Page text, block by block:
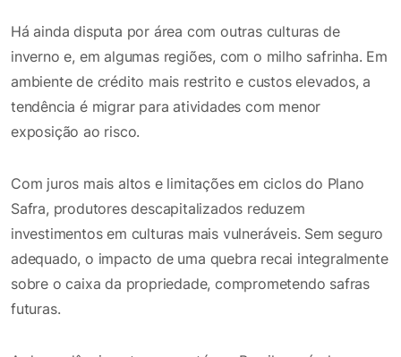
Há ainda disputa por área com outras culturas de
inverno e, em algumas regiões, com o milho safrinha. Em
ambiente de crédito mais restrito e custos elevados, a
tendência é migrar para atividades com menor
exposição ao risco.
Com juros mais altos e limitações em ciclos do Plano
Safra, produtores descapitalizados reduzem
investimentos em culturas mais vulneráveis. Sem seguro
adequado, o impacto de uma quebra recai integralmente
sobre o caixa da propriedade, comprometendo safras
futuras.